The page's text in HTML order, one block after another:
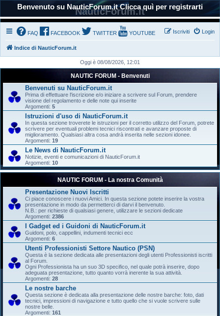
Benvenuto su NauticForum.it Clicca quì per registrarti
NauticForum.it
FAQ FACEBOOK TWITTER YOUTUBE Login
Iscriviti
Indice di NauticForum.it
Oggi è 08/08/2026, 12:01
NAUTIC FORUM - Benvenuti
Benvenuti su NauticForum.it
Prima di effettuare l'iscrizione e/o iniziare a scrivere sul Forum, prendere
visione del regolamento e delle note qui inserite
Argomenti: 5
Istruzioni d'uso di NauticForum.it
In questa sezione troverete le istruzioni per il corretto utilizzo del Forum, potrete
scrivere per eventuali problemi tecnici riscontrati e avanzare proposte di
miglioramento. Qualsiasi altra cosa andrà inserita nelle sezioni idonee.
Argomenti: 19
Le News di NauticForum.it
Notizie, eventi e comunicazioni di NauticForum.it
Argomenti: 10
NAUTIC FORUM - La nostra Comunità
Presentazione Nuovi Iscritti
Ci piace conoscere i nuovi Amici. In questa sezione potete inserire la vostra
presentazione in modo da permetterci di darvi il benvenuto.
N.B.: per richieste di qualsiasi genere, utilizzare le sezioni dedicate
Argomenti: 2386
I Gadget ed i Guidoni di NauticForum.it
Guidoni, polo, cappellini, indumenti tecnici ecc
Argomenti: 6
Utenti Professionisti Settore Nautico (PSN)
Questa è la sezione dedicata alle presentazioni degli utenti Professionisti iscritti
al Forum.
Ogni Professionista ha un suo 3D specifico, nel quale potrà inserire, dopo
adeguata presentazione, tutto quanto vorrà inerente la sua attività.
Argomenti: 28
Le nostre barche
Questa sezione è dedicata alla presentazione delle nostre barche: foto, dati
tecnici, impressioni di navigazione e tutto quello che si vuole scrivere sulle
nostre belle.
Argomenti: 161